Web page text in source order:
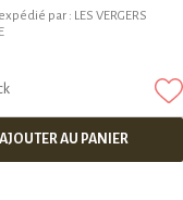
par : LES VERGERS
AJOUTER AU PANIER